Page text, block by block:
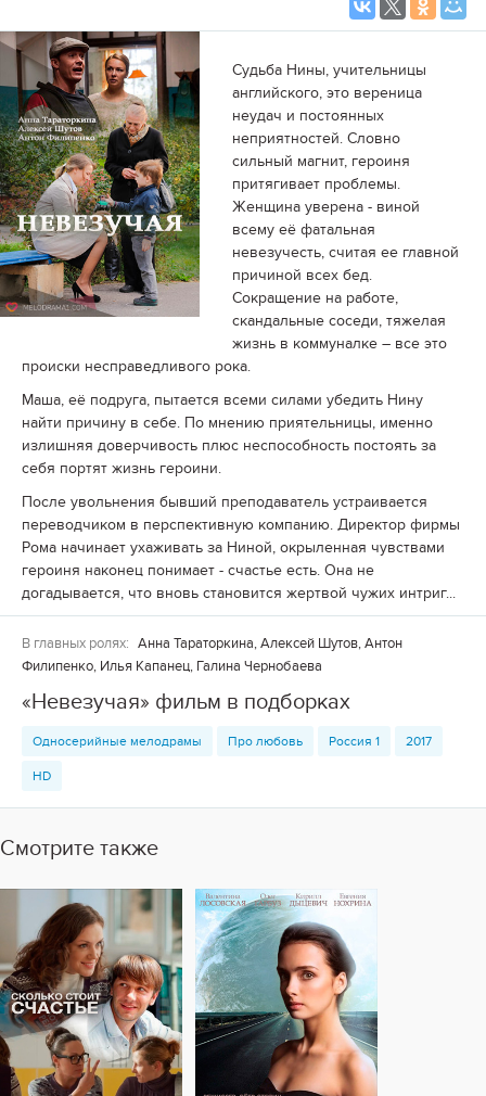
Судьба Нины, учительницы
английского, это вереница
неудач и постоянных
неприятностей. Словно
сильный магнит, героиня
притягивает проблемы.
Женщина уверена - виной
всему её фатальная
невезучесть, считая ее главной
причиной всех бед.
Сокращение на работе,
скандальные соседи, тяжелая
жизнь в коммуналке – все это
происки несправедливого рока.
Маша, её подруга, пытается всеми силами убедить Нину
найти причину в себе. По мнению приятельницы, именно
излишняя доверчивость плюс неспособность постоять за
себя портят жизнь героини.
После увольнения бывший преподаватель устраивается
переводчиком в перспективную компанию. Директор фирмы
Рома начинает ухаживать за Ниной, окрыленная чувствами
героиня наконец понимает - счастье есть. Она не
догадывается, что вновь становится жертвой чужих интриг...
В главных ролях: Анна Тараторкина, Алексей Шутов, Антон
Филипенко, Илья Капанец, Галина Чернобаева
«Невезучая» фильм в подборках
Односерийные мелодрамы Про любовь Россия 1 2017
HD
Смотрите также